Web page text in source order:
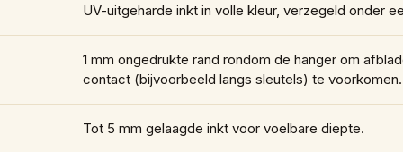
UV-uitgeharde inkt in volle kleur, verzegeld onder
1 mm ongedrukte rand rondom de hanger om
contact (bijvoorbeeld langs sleutels) te voorkomen.
Tot 5 mm gelaagde inkt voor voelbare diepte.